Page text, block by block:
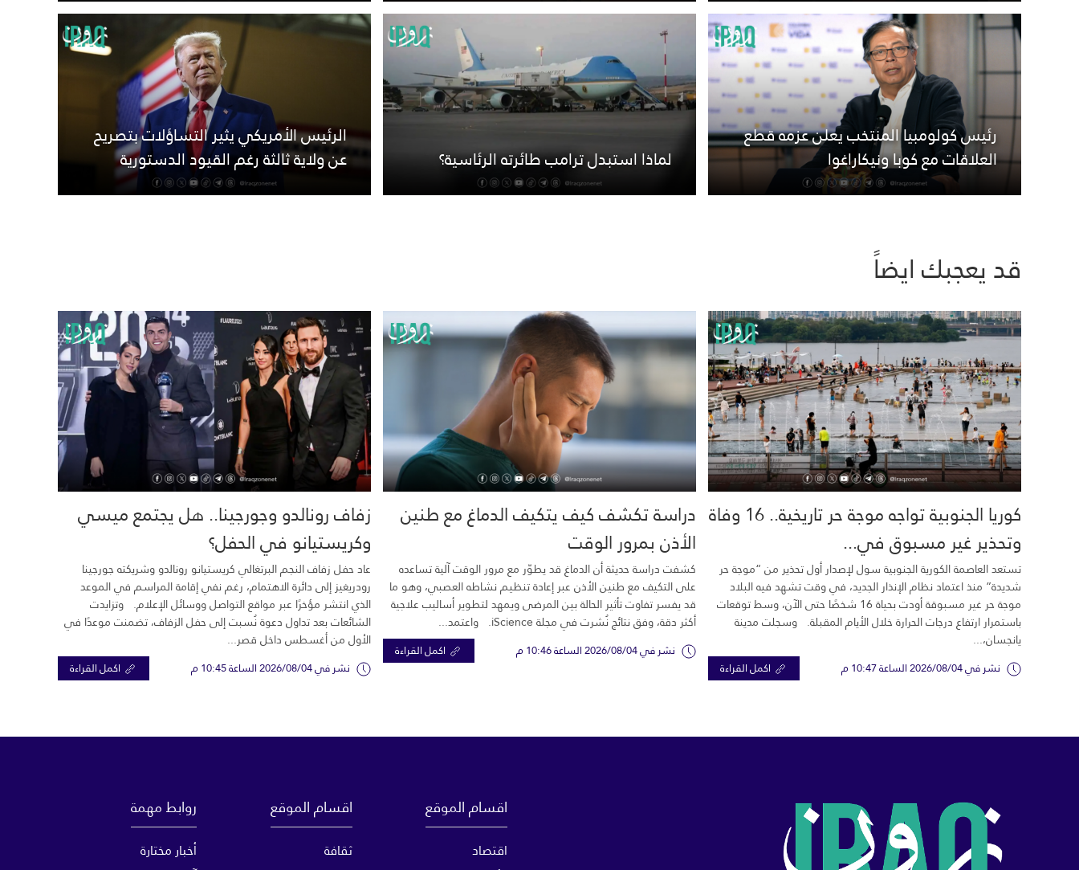
رئيس كولومبيا المنتخب يعلن عزمه قطع
العلاقات مع كوبا ونيكاراغوا لماذا استبدل ترامب طائرته الرئاسية؟
الرئيس الأمريكي يثير التساؤلات بتصريح
عن ولاية ثالثة رغم القيود الدستورية
قد يعجبك ايضاً
كوريا الجنوبية تواجه موجة حر تاريخية.. 16 وفاة
وتحذير غير مسبوق في...
تستعد العاصمة الكورية الجنوبية سول لإصدار أول تحذير من “موجة حر
شديدة” منذ اعتماد نظام الإنذار الجديد، في وقت تشهد فيه البلاد
موجة حر غير مسبوقة أودت بحياة 16 شخصًا حتى الآن، وسط توقعات
باستمرار ارتفاع درجات الحرارة خلال الأيام المقبلة. وسجلت مدينة
يانجسان،...
نشر في 2026/08/04 الساعة 10:47 م اكمل القراءة
دراسة تكشف كيف يتكيف الدماغ مع طنين
الأذن بمرور الوقت
كشفت دراسة حديثة أن الدماغ قد يطوّر مع مرور الوقت آلية تساعده
على التكيف مع طنين الأذن عبر إعادة تنظيم نشاطه العصبي، وهو ما
قد يفسر تفاوت تأثير الحالة بين المرضى ويمهد لتطوير أساليب علاجية
أكثر دقة، وفق نتائج نُشرت في مجلة iScience. واعتمد...
نشر في 2026/08/04 الساعة 10:46 م اكمل القراءة
زفاف رونالدو وجورجينا.. هل يجتمع ميسي
وكريستيانو في الحفل؟
عاد حفل زفاف النجم البرتغالي كريستيانو رونالدو وشريكته جورجينا
رودريغيز إلى دائرة الاهتمام، رغم نفي إقامة المراسم في الموعد
الذي انتشر مؤخرًا عبر مواقع التواصل ووسائل الإعلام. وتزايدت
الشائعات بعد تداول دعوة نُسبت إلى حفل الزفاف، تضمنت موعدًا في
الأول من أغسطس داخل قصر...
نشر في 2026/08/04 الساعة 10:45 م اكمل القراءة
اقسام الموقع
اقتصاد
اقسام الموقع
ثقافة
روابط مهمة
أخبار مختارة